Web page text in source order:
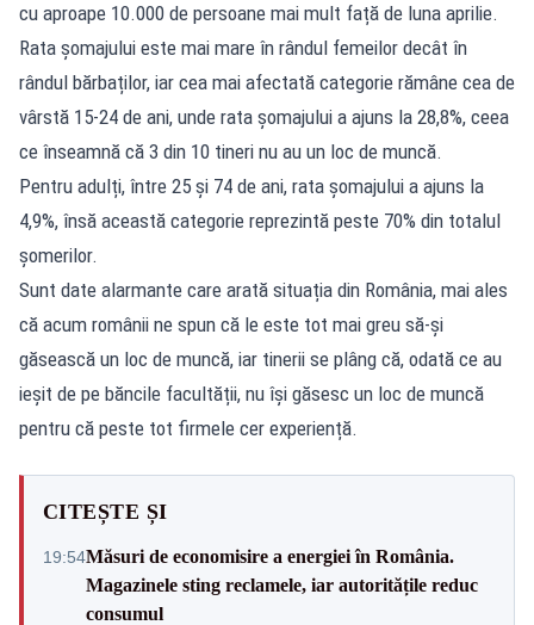
cu aproape 10.000 de persoane mai mult față de luna aprilie.
Rata șomajului este mai mare în rândul femeilor decât în
rândul bărbaților, iar cea mai afectată categorie rămâne cea de
vârstă 15-24 de ani, unde rata șomajului a ajuns la 28,8%, ceea
ce înseamnă că 3 din 10 tineri nu au un loc de muncă.
Pentru adulți, între 25 și 74 de ani, rata șomajului a ajuns la
4,9%, însă această categorie reprezintă peste 70% din totalul
șomerilor.
Sunt date alarmante care arată situația din România, mai ales
că acum românii ne spun că le este tot mai greu să-și
găsească un loc de muncă, iar tinerii se plâng că, odată ce au
ieșit de pe băncile facultății, nu își găsesc un loc de muncă
pentru că peste tot firmele cer experiență.
CITEȘTE ȘI
19:54Măsuri de economisire a energiei în România.
Magazinele sting reclamele, iar autoritățile reduc
consumul